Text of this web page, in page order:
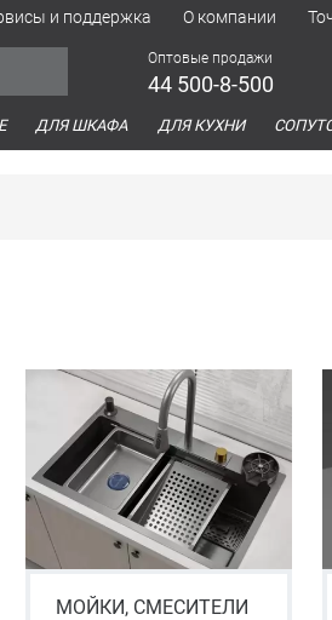
и поддержка О компании
Оптовые продажи
44 500-8-500
ДЛЯ ШКАФА ДЛЯ КУХНИ
МОЙКИ, СМЕСИТЕЛИ